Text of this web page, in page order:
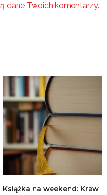
dane Twoich komentarzy.
Książka na weekend: Krew